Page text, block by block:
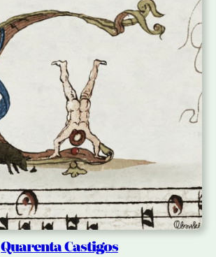
Quarenta Castigos